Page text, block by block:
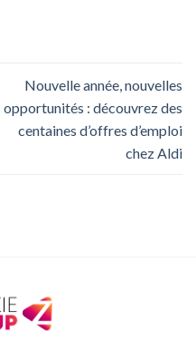
Nouvelle année, nouvelles
opportunités : découvrez des
centaines d’offres d’emploi
chez Aldi